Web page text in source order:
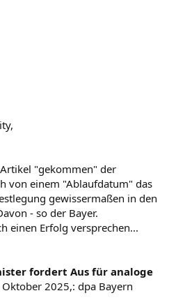
"gekommen" der
von einem "Ablaufdatum" das
gewissermaßen in den
- so der Bayer.
einen Erfolg versprechen...
fordert Aus für analoge
Oktober 2025,: dpa Bayern